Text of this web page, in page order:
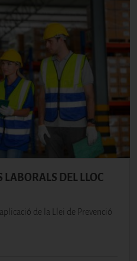
LABORALS DEL LLOC
de la Llei de Prevenció